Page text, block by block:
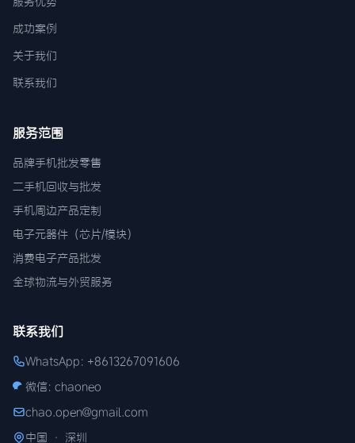
成功案例
关于我们
联系我们
服务范围
品牌手机批发零售
二手机回收与批发
手机周边产品定制
电子元器件（芯片/模块）
消费电子产品批发
全球物流与外贸服务
联系我们
WhatsApp: +8613267091606
微信: chaoneo
chao.open@gmail.com
中国 · 深圳